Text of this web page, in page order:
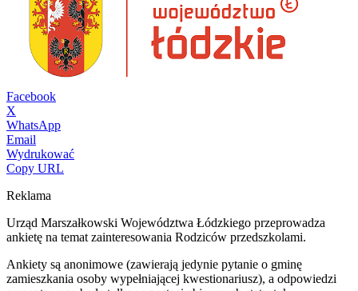
Facebook
X
WhatsApp
Email
Wydrukować
Copy URL
Reklama
Urząd Marszałkowski Województwa Łódzkiego przeprowadza
ankietę na temat zainteresowania Rodziców przedszkolami.
Ankiety są anonimowe (zawierają jedynie pytanie o gminę
zamieszkania osoby wypełniającej kwestionariusz), a odpowiedzi